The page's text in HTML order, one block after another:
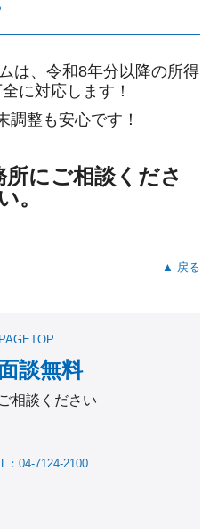
は、令和8年分以降の所得
に対応します！
調整も安心です！
にご相談くださ
い。
▲ 戻る
談無料
相談ください